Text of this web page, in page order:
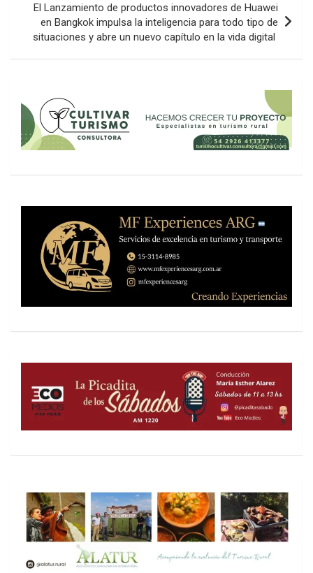
El Lanzamiento de productos innovadores de Huawei
en Bangkok impulsa la inteligencia para todo tipo de
situaciones y abre un nuevo capítulo en la vida digital